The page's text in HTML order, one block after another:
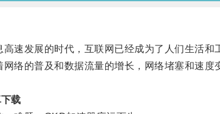
发展的时代，互联网已经成为了人们生活和
的普及和数据流量的增长，网络堵塞和速度
载